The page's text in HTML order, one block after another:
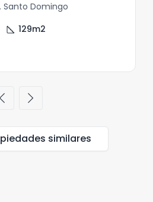
Santo Domingo
square_foot 129m2
chevron_left chevron_right
similares